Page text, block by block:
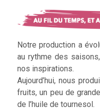
Notre production a
au rythme des
nos inspirations.
Aujourd’hui, nous
fruits, un peu de
de l’huile de tournesol.